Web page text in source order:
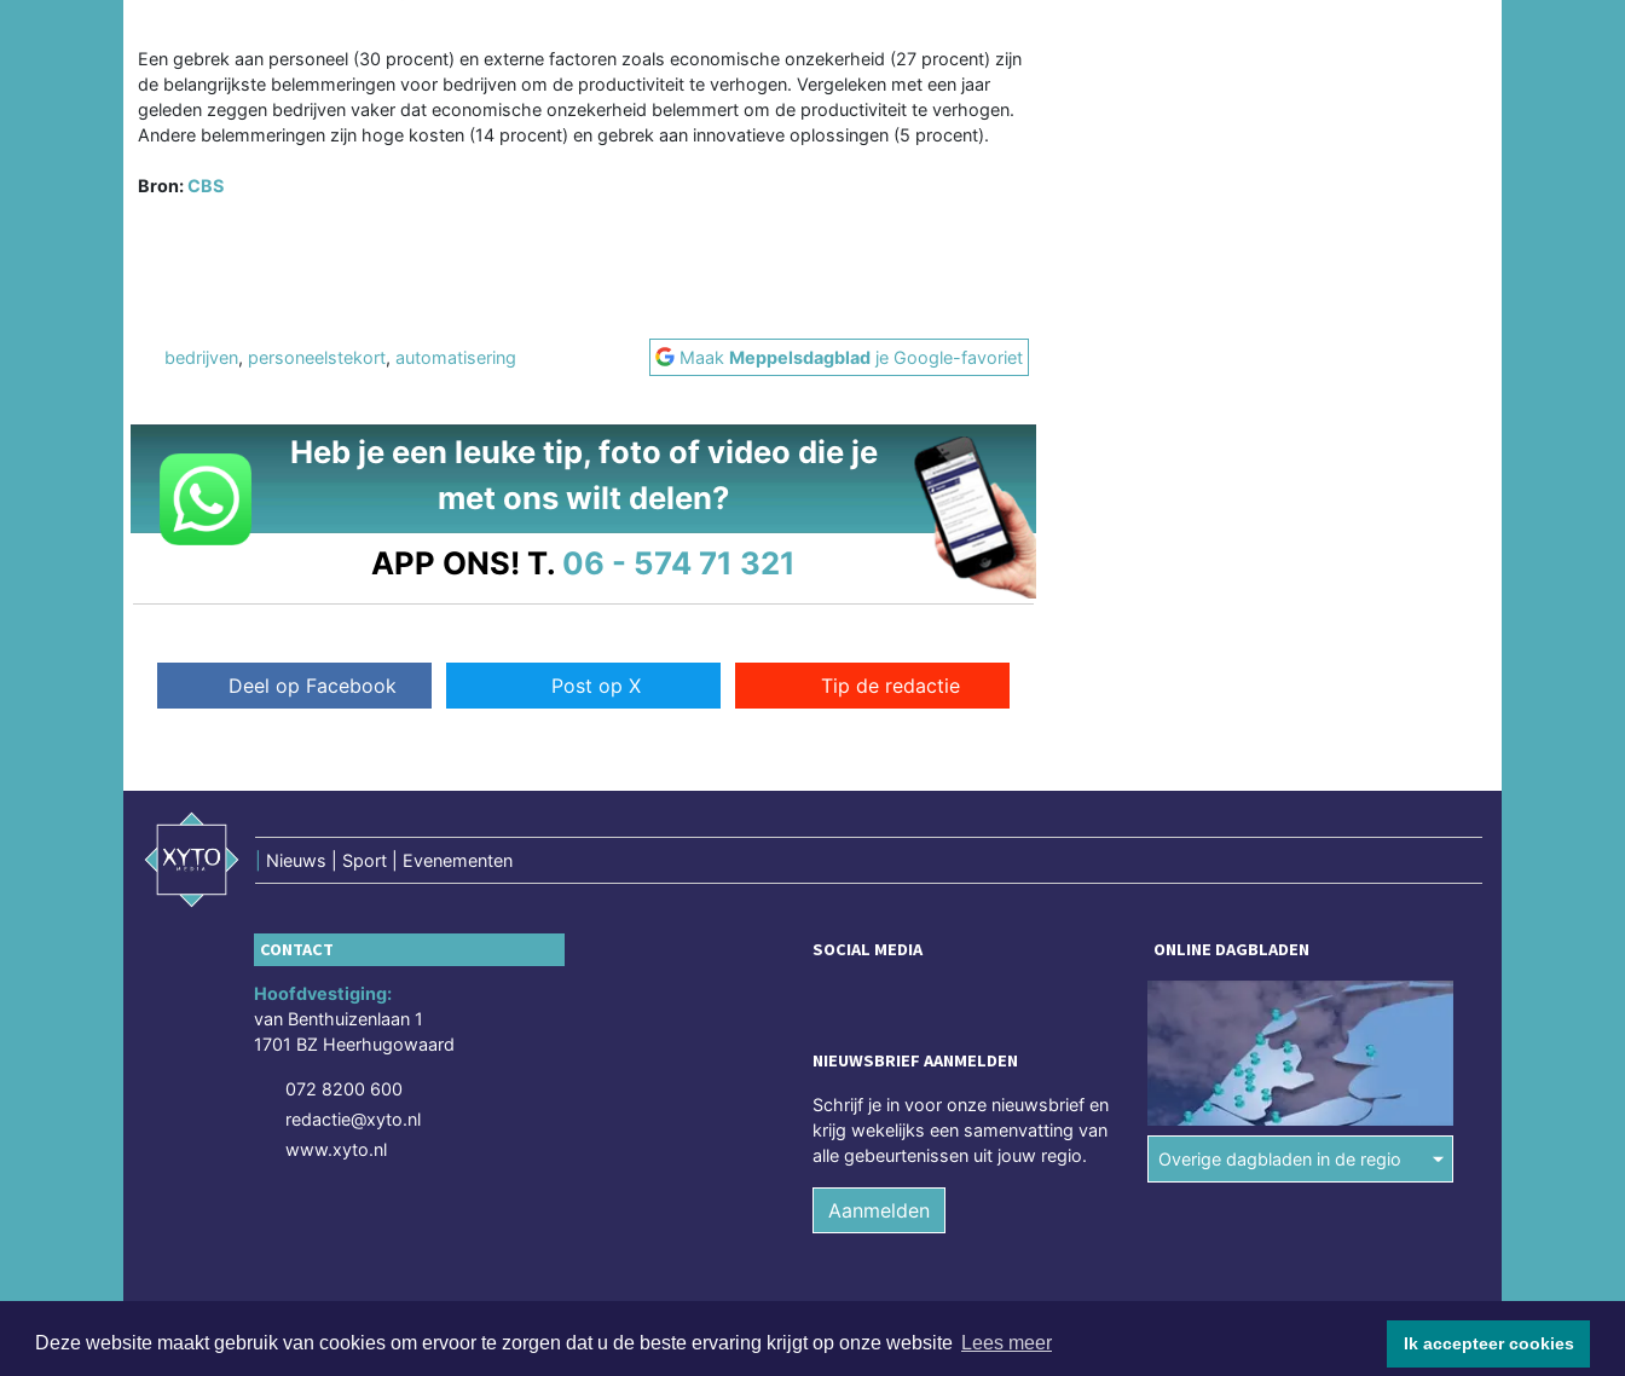
Deze website maakt gebruik van cookies om ervoor te zorgen dat u de beste ervaring krijgt op onze website Lees meer Ik accepteer cookies
Een gebrek aan personeel (30 procent) en externe factoren zoals economische onzekerheid (27 procent) zijn
de belangrijkste belemmeringen voor bedrijven om de productiviteit te verhogen. Vergeleken met een jaar
geleden zeggen bedrijven vaker dat economische onzekerheid belemmert om de productiviteit te verhogen.
Andere belemmeringen zijn hoge kosten (14 procent) en gebrek aan innovatieve oplossingen (5 procent).
Bron:CBS
bedrijven, personeelstekort, automatisering Maak Meppelsdagblad je Google-favoriet
Heb je een leuke tip, foto of video die je
met ons wilt delen?
APP ONS! T. 06 - 574 71 321
Deel op Facebook Post op X Tip de redactie
Nieuws | Sport | Evenementen
CONTACT
Hoofdvestiging:
van Benthuizenlaan 1
1701 BZ Heerhugowaard
072 8200 600
redactie@xyto.nl
www.xyto.nl
SOCIAL MEDIA
NIEUWSBRIEF AANMELDEN
Schrijf je in voor onze nieuwsbrief en
krijg wekelijks een samenvatting van
alle gebeurtenissen uit jouw regio.
Aanmelden
ONLINE DAGBLADEN
Overige dagbladen in de regio
Copyright (c) 2026 | Meppelsdagblad.nl - Alle rechten voorbehouden Algemene voorwaarden Privacy Statement